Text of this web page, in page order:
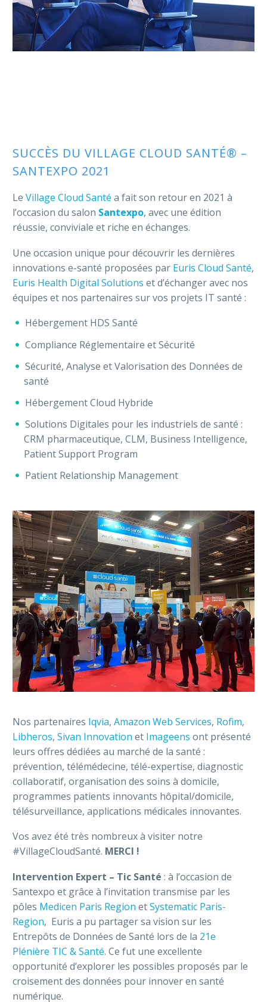
SUCCÈS DU VILLAGE CLOUD SANTÉ® –
SANTEXPO 2021
Le Village Cloud Santé a fait son retour en 2021 à
l’occasion du salon Santexpo, avec une édition
réussie, conviviale et riche en échanges.
Une occasion unique pour découvrir les dernières
innovations e-santé proposées par Euris Cloud Santé,
Euris Health Digital Solutions et d’échanger avec nos
équipes et nos partenaires sur vos projets IT santé :
Hébergement HDS Santé
Compliance Réglementaire et Sécurité
Sécurité, Analyse et Valorisation des Données de
santé
Hébergement Cloud Hybride
Solutions Digitales pour les industriels de santé :
CRM pharmaceutique, CLM, Business Intelligence,
Patient Support Program
Patient Relationship Management
Nos partenaires Iqvia, Amazon Web Services, Rofim,
Libheros, Sivan Innovation et Imageens ont présenté
leurs offres dédiées au marché de la santé :
prévention, télémédecine, télé-expertise, diagnostic
collaboratif, organisation des soins à domicile,
programmes patients innovants hôpital/domicile,
télésurveillance, applications médicales innovantes.
Vos avez été très nombreux à visiter notre
#VillageCloudSanté. MERCI !
Intervention Expert – Tic Santé : à l’occasion de
Santexpo et grâce à l’invitation transmise par les
pôles Medicen Paris Region etSystematic Paris-
Region, Euris a pu partager sa vision sur les
Entrepôts de Données de Santé lors de la 21e
Plénière TIC & Santé. Ce fut une excellente
opportunité d’explorer les possibles proposés par le
croisement des données pour innover en santé
numérique.